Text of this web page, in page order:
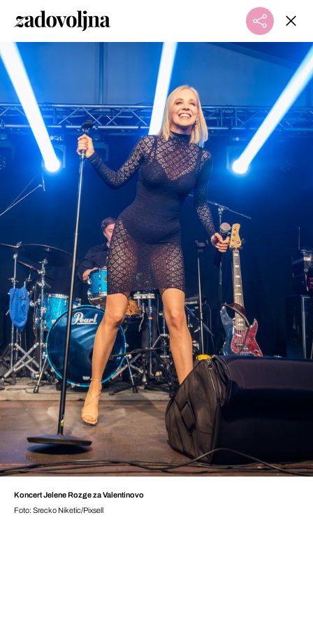
Koncert Jelene Rozge za Valentinovo
Foto: Srecko Niketic/Pixsell